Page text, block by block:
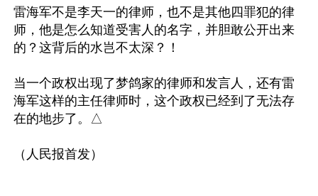
雷海军不是李天一的律师，也不是其他四罪犯的律
师，他是怎么知道受害人的名字，并胆敢公开出来
的？这背后的水岂不太深？！
当一个政权出现了梦鸽家的律师和发言人，还有雷
海军这样的主任律师时，这个政权已经到了无法存
在的地步了。△